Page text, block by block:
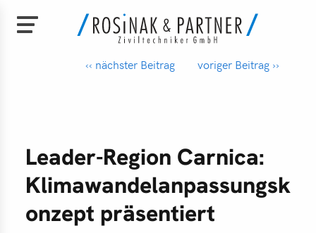
‹‹ nächster Beitrag voriger Beitrag ››
Leader-Region Carnica:
Klimawandelanpassungsk
onzept präsentiert